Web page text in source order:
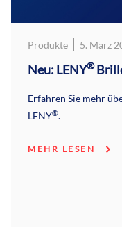
Produkte 5. März
Neu: LENY®
Erfahren Sie mehr
LENY®.
MEHR LESEN